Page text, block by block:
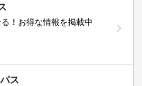
！お得な情報を掲載中
ス